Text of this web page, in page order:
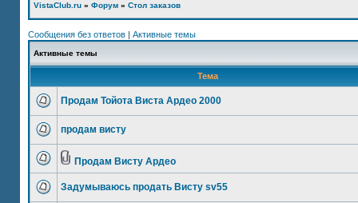
VistaClub.ru » Форум » Стол заказов
Сообщения без ответов | Активные темы
Активные темы
Тема
Продам Тойота Виста Ардео 2000
продам висту
Продам Висту Ардео
Задумываюсь продать Висту sv55